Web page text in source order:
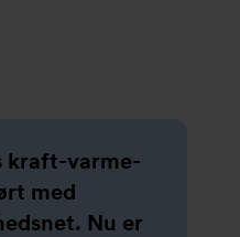
kraft-varme-
med
Nu er
i
på
og leverer
hvor det
leverer
af